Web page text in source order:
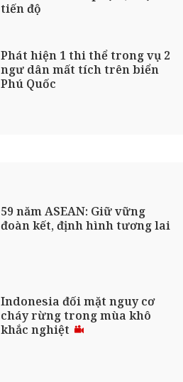
tiến độ
Phát hiện 1 thi thể trong vụ 2
ngư dân mất tích trên biển
Phú Quốc
59 năm ASEAN: Giữ vững
đoàn kết, định hình tương lai
Indonesia đối mặt nguy cơ
cháy rừng trong mùa khô
khắc nghiệt